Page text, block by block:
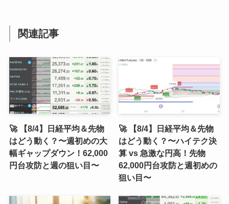
関連記事
🚀 【8/4】日経平均＆先物
はどう動く？〜週初めの大
幅ギャップダウン！62,000
円台攻防と週の狙い目〜
🚀 【8/4】日経平均＆先物
はどう動く？〜ハイテク決
算 vs 急激な円高！先物
62,000円台攻防と週初めの
狙い目〜